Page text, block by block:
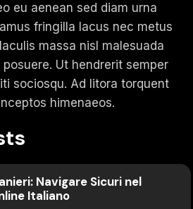
eu aenean sed diam urna
fringilla lacus nec metus
massa nisl malesuada
Ut hendrerit semper
sociosqu. Ad litora torquent
himenaeos.
Navigare Sicuri nel
Italiano